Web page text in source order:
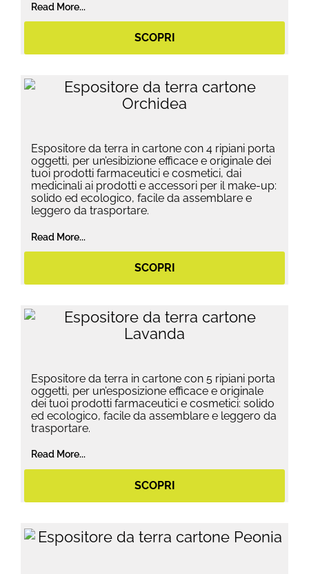
Read More...
SCOPRI
Espositore da terra in cartone con 4 ripiani porta
oggetti, per un’esibizione efficace e originale dei
tuoi prodotti farmaceutici e cosmetici, dai
medicinali ai prodotti e accessori per il make-up:
solido ed ecologico, facile da assemblare e
leggero da trasportare.
Read More...
SCOPRI
Espositore da terra in cartone con 5 ripiani porta
oggetti, per un’esposizione efficace e originale
dei tuoi prodotti farmaceutici e cosmetici: solido
ed ecologico, facile da assemblare e leggero da
trasportare.
Read More...
SCOPRI